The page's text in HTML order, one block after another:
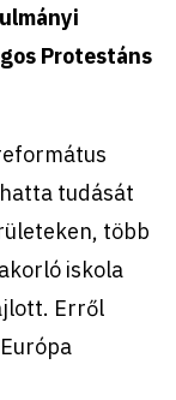
Protestáns
tudását
több
iskola
Erről